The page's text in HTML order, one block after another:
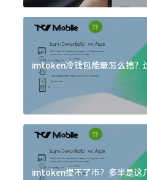
imtoken冷钱包能量怎么搞？
imtoken提不了币？多半是这